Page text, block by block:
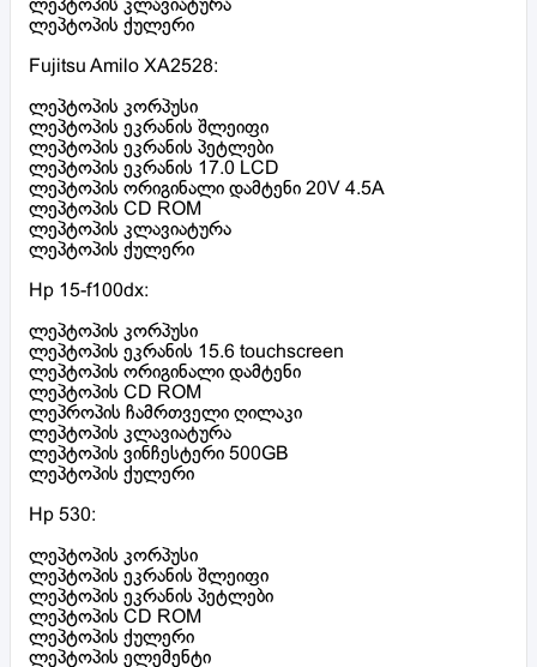
ლეპტოპის კლავიატურა
ლეპტოპის ქულერი
Fujitsu Amilo XA2528:
ლეპტოპის კორპუსი
ლეპტოპის ეკრანის შლეიფი
ლეპტოპის ეკრანის პეტლები
ლეპტოპის ეკრანის 17.0 LCD
ლეპტოპის ორიგინალი დამტენი 20V 4.5A
ლეპტოპის CD ROM
ლეპტოპის კლავიატურა
ლეპტოპის ქულერი
Hp 15-f100dx:
ლეპტოპის კორპუსი
ლეპტოპის ეკრანის 15.6 touchscreen
ლეპტოპის ორიგინალი დამტენი
ლეპტოპის CD ROM
ლეპროპის ჩამრთველი ღილაკი
ლეპტოპის კლავიატურა
ლეპტოპის ვინჩესტერი 500GB
ლეპტოპის ქულერი
Hp 530:
ლეპტოპის კორპუსი
ლეპტოპის ეკრანის შლეიფი
ლეპტოპის ეკრანის პეტლები
ლეპტოპის CD ROM
ლეპტოპის ქულერი
ლეპტოპის ელემენტი